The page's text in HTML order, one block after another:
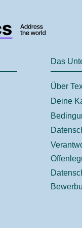
Das
Über
Deine